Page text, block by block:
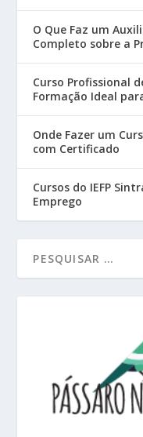
O Que Faz um
Completo sobre a
Curso Profissional
Formação Ideal
Onde Fazer um
com Certificado
Cursos do IEFP
Emprego